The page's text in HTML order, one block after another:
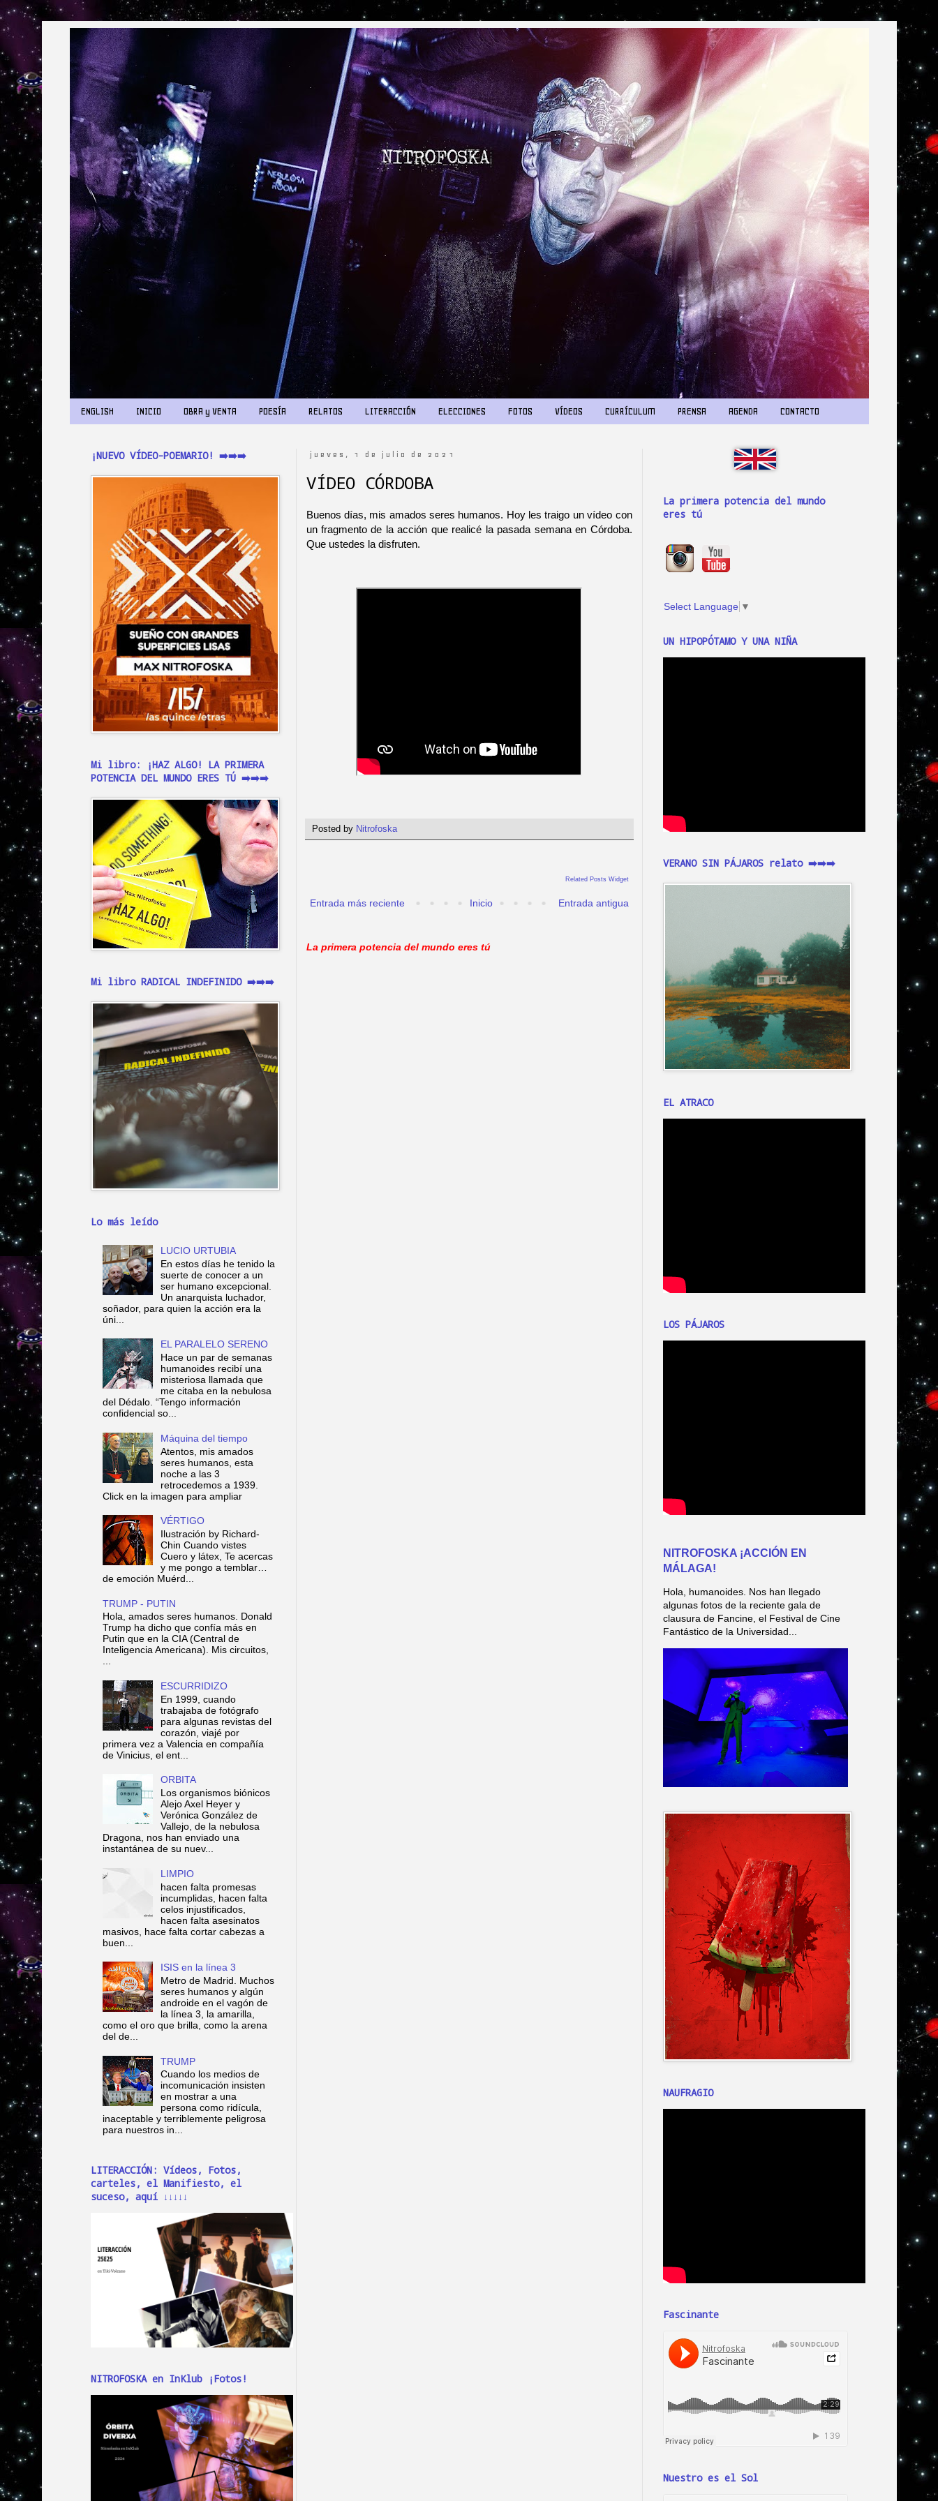
ENGLISH INICIO OBRA y VENTA POESÍA RELATOS LITERACCIÓN ELECCIONES FOTOS VÍDEOS CURRÍCULUM PRENSA AGENDA CONTACTO
jueves, 1 de julio de 2021
VÍDEO CÓRDOBA
Buenos días, mis amados seres humanos. Hoy les traigo un vídeo con
un fragmento de la acción que realicé la pasada semana en Córdoba.
Que ustedes la disfruten.
Posted by Nitrofoska
Related Posts Widget
Entrada más reciente Entrada antigua
Inicio
La primera potencia del mundo eres tú
¡NUEVO VÍDEO-POEMARIO! ➡️➡️➡️
Mi libro: ¡HAZ ALGO! LA PRIMERA
POTENCIA DEL MUNDO ERES TÚ ➡️➡️➡️
Mi libro RADICAL INDEFINIDO ➡️➡️➡️
Lo más leído
LUCIO URTUBIA
En estos días he tenido la
suerte de conocer a un
ser humano excepcional.
Un anarquista luchador,
soñador, para quien la acción era la
úni...
EL PARALELO SERENO
Hace un par de semanas
humanoides recibí una
misteriosa llamada que
me citaba en la nebulosa
del Dédalo. “Tengo información
confidencial so...
Máquina del tiempo
Atentos, mis amados
seres humanos, esta
noche a las 3
retrocedemos a 1939.
Click en la imagen para ampliar
VÉRTIGO
Ilustración by Richard-
Chin Cuando vistes
Cuero y látex, Te acercas
y me pongo a temblar…
de emoción Muérd...
TRUMP - PUTIN
Hola, amados seres humanos. Donald
Trump ha dicho que confía más en
Putin que en la CIA (Central de
Inteligencia Americana). Mis circuitos,
...
ESCURRIDIZO
En 1999, cuando
trabajaba de fotógrafo
para algunas revistas del
corazón, viajé por
primera vez a Valencia en compañía
de Vinicius, el ent...
ORBITA
Los organismos biónicos
Alejo Axel Heyer y
Verónica González de
Vallejo, de la nebulosa
Dragona, nos han enviado una
instantánea de su nuev...
LIMPIO
hacen falta promesas
incumplidas, hacen falta
celos injustificados,
hacen falta asesinatos
masivos, hace falta cortar cabezas a
buen...
ISIS en la línea 3
Metro de Madrid. Muchos
seres humanos y algún
androide en el vagón de
la línea 3, la amarilla,
como el oro que brilla, como la arena
del de...
TRUMP
Cuando los medios de
incomunicación insisten
en mostrar a una
persona como ridícula,
inaceptable y terriblemente peligrosa
para nuestros in...
LITERACCIÓN: Vídeos, Fotos,
carteles, el Manifiesto, el
suceso, aquí ↓↓↓↓↓
NITROFOSKA en InKlub ¡Fotos!
La primera potencia del mundo
eres tú
Select Language ▼
UN HIPOPÓTAMO Y UNA NIÑA
VERANO SIN PÁJAROS relato ➡️➡️➡️
EL ATRACO
LOS PÁJAROS
NITROFOSKA ¡ACCIÓN EN
MÁLAGA!
Hola, humanoides. Nos han llegado
algunas fotos de la reciente gala de
clausura de Fancine, el Festival de Cine
Fantástico de la Universidad...
NAUFRAGIO
Fascinante
Nuestro es el Sol